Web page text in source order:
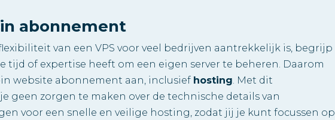
abonnement
van een VPS voor veel bedrijven aantrekkelijk is, begrijp
tijd of expertise heeft om een eigen server te beheren. Daarom
website abonnement aan, inclusief hosting. Met dit
geen zorgen te maken over de technische details van
voor een snelle en veilige hosting, zodat jij je kunt focussen op